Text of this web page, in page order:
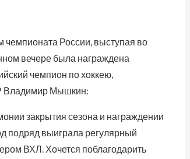
чемпионата России, выступая во
вечере была награждена
чемпион по хоккею,
Владимир Мышкин:
закрытия сезона и награждении
подряд выиграла регулярный
ВХЛ. Хочется поблагодарить